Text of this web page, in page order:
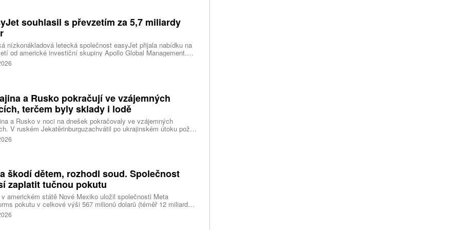
souhlasil s převzetím za 5,7 miliardy
nízkonákladová letecká společnost easyJet přijala nabídku na
od americké investiční skupiny Apollo Global Management.
oceňuje aerolinku na 5,7 miliardy liber, tedy přibližně 162
korun.
a Rusko pokračují ve vzájemných
terčem byly sklady i lodě
a Rusko v noci na dnešek pokračovaly ve vzájemných
V ruském Jekatěrinburguzachvátil po ukrajinském útoku požár
centrum ruského internetového prodejce Wildberries.
o tom informovala bez podrobností na síti Telegram.
škodí dětem, rozhodl soud. Společnost
zaplatit tučnou pokutu
americkém státě Nové Mexiko uložil společnosti Meta
pokutu v celkové výši 567 milionů dolarů (téměř 12 miliard
za újmu, kterou její platformy Facebook a Instagram působí
lidem. Firma musí změnit způsob ověřování věku.